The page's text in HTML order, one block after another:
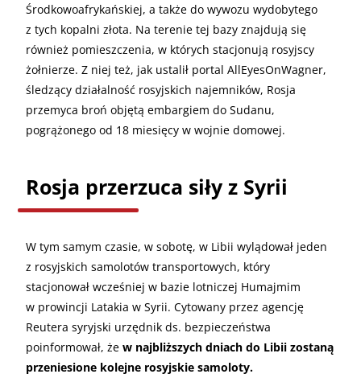
Środkowoafrykańskiej, a także do wywozu wydobytego
z tych kopalni złota. Na terenie tej bazy znajdują się
również pomieszczenia, w których stacjonują rosyjscy
żołnierze. Z niej też, jak ustalił portal AllEyesOnWagner,
śledzący działalność rosyjskich najemników, Rosja
przemyca broń objętą embargiem do Sudanu,
pogrążonego od 18 miesięcy w wojnie domowej.
Rosja przerzuca siły z Syrii
W tym samym czasie, w sobotę, w Libii wylądował jeden
z rosyjskich samolotów transportowych, który
stacjonował wcześniej w bazie lotniczej Humajmim
w prowincji Latakia w Syrii. Cytowany przez agencję
Reutera syryjski urzędnik ds. bezpieczeństwa
poinformował, że w najbliższych dniach do Libii zostaną
przeniesione kolejne rosyjskie samoloty.